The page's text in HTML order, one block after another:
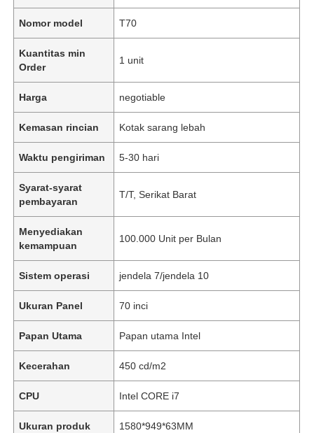
Nomor model T70
Kuantitas min
Order
1 unit
Harga negotiable
Kemasan rincian Kotak sarang lebah
Waktu pengiriman 5-30 hari
Syarat-syarat
pembayaran
T/T, Serikat Barat
Menyediakan
kemampuan
100.000 Unit per Bulan
Sistem operasi jendela 7/jendela 10
Ukuran Panel 70 inci
Papan Utama Papan utama Intel
Kecerahan 450 cd/m2
CPU Intel CORE i7
Ukuran produk 1580*949*63MM